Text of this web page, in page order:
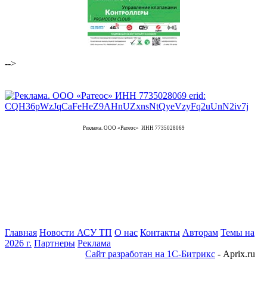
-->
Реклама. ООО «Ратеос» ИНН 7735028069
Главная Новости АСУ ТП О нас Контакты Авторам Темы на
2026 г. Партнеры Реклама
Сайт разработан на 1С-Битрикс - Aprix.ru